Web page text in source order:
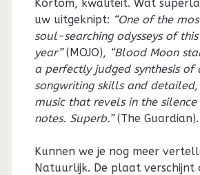
Kortom, kwaliteit. Wat
uw uitgeknipt: “One of the
soul-searching odysseys of
year”(MOJO), “Blood Moon
a perfectly judged synthesis of
songwriting skills and
music that revels in the
notes. Superb.”(The Guardian).
Kunnen we je nog meer
Natuurlijk. De plaat verschijnt